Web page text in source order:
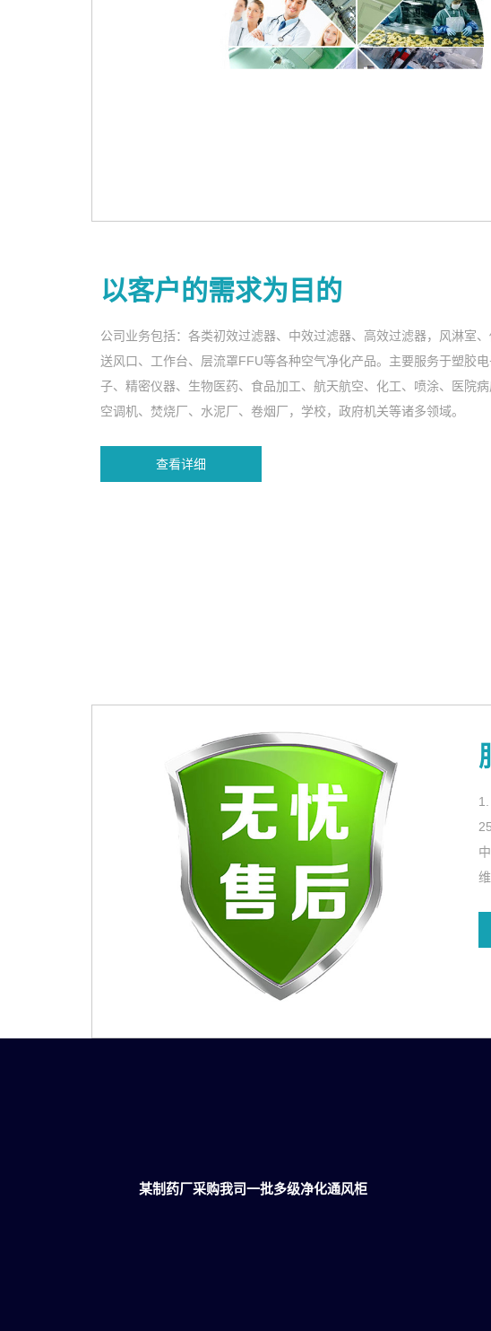
以客户的需求为目的
公司业务包括：各类初效过滤器、中效过滤器、高效过滤器，风淋室、
送风口、工作台、层流罩FFU等各种空气净化产品。主要服务于塑胶
子、精密仪器、生物医药、食品加工、航天航空、化工、喷涂、医院
空调机、焚烧厂、水泥厂、卷烟厂，学校，政府机关等诸多领域。
查看详细
某制药厂采购我司一批多级净化通风柜